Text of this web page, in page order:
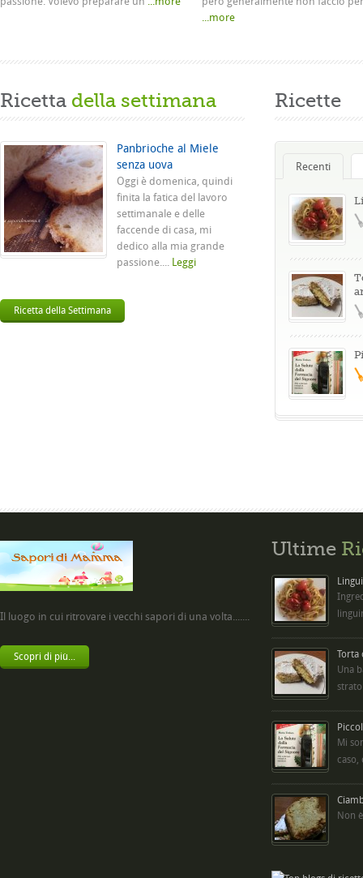
...more
Ricetta della settimana
Panbrioche al Miele
senza uova
Oggi è domenica, quindi
finita la fatica del lavoro
settimanale e delle
faccende di casa, mi
dedico alla mia grande
passione.... Leggi
Ricetta della Settimana
Ricette
Recenti
Il luogo in cui ritrovare i vecchi sapori di una volta.......
Scopri di più...
Ultime
Torta
Una
Mi
caso,
Non